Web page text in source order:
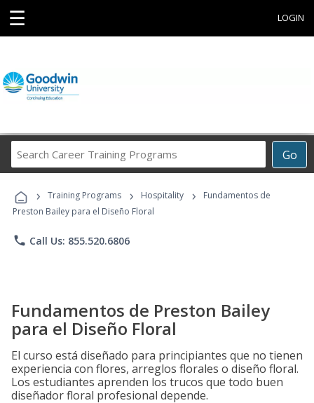
☰ LOGIN
Go
Career
Programs
› Training Programs › Hospitality ›
Fundamentos de
Preston Bailey para el Diseño Floral
phone Call Us: 855.520.6806
Fundamentos de Preston Bailey
para el Diseño Floral
El curso está diseñado para principiantes que no tienen
experiencia con flores, arreglos florales o diseño floral.
Los estudiantes aprenden los trucos que todo buen
diseñador floral profesional depende.